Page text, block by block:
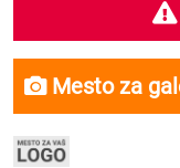
Mesto za